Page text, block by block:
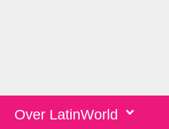
Over LatinWorld